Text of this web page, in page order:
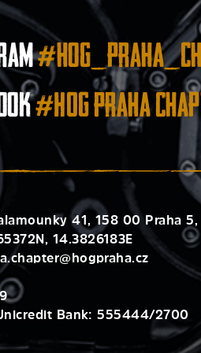
#HOG Praha
41, 158 00 Praha 5,
14.3826183E
Bank: 555444/2700